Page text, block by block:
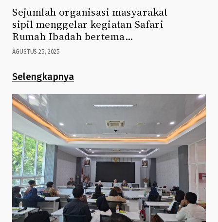
Sejumlah organisasi masyarakat
sipil menggelar kegiatan Safari
Rumah Ibadah bertema…
AGUSTUS 25, 2025
Selengkapnya